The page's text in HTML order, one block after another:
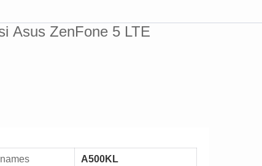
Asus ZenFone 5 LTE
A500KL